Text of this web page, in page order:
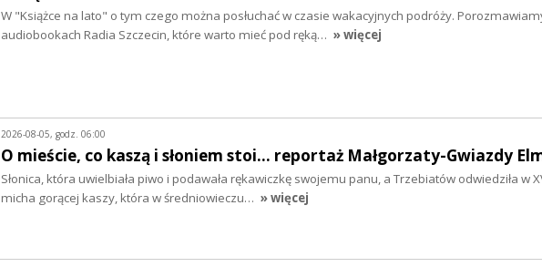
W "Książce na lato" o tym czego można posłuchać w czasie wakacyjnych podróży.
audiobookach Radia Szczecin, które warto mieć pod ręką… » więcej
2026-08-05, godz. 06:00
O mieście, co kaszą i słoniem stoi... reportaż Małgorzaty-Gwiazdy
Słonica, która uwielbiała piwo i podawała rękawiczkę swojemu panu, a Trzebiatów odwiedziła w
micha gorącej kaszy, która w średniowieczu… » więcej